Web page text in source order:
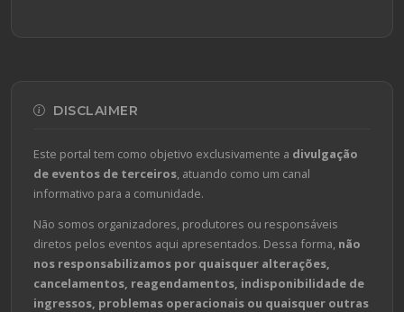
DISCLAIMER
Este portal tem como objetivo exclusivamente a divulgação
de eventos de terceiros, atuando como um canal
informativo para a comunidade.
Não somos organizadores, produtores ou responsáveis
diretos pelos eventos aqui apresentados. Dessa forma, não
nos responsabilizamos por quaisquer alterações,
cancelamentos, reagendamentos, indisponibilidade de
ingressos, problemas operacionais ou quaisquer outras